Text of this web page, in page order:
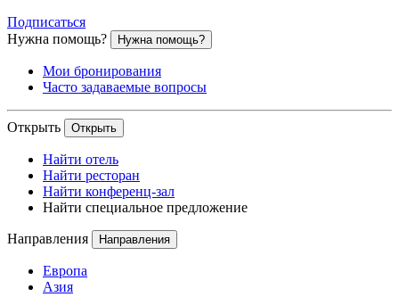
Подписаться
Нужна помощь?
Нужна помощь?
Мои бронирования
Часто задаваемые вопросы
Открыть Открыть
Найти отель
Найти ресторан
Найти конференц-зал
Найти специальное предложение
Направления Направления
Европа
Азия